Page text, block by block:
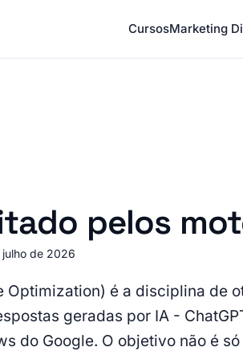
CursosMarketing
pelos
de 2026
Optimization) é a disciplina de
geradas por IA -
do Google. O objetivo não é